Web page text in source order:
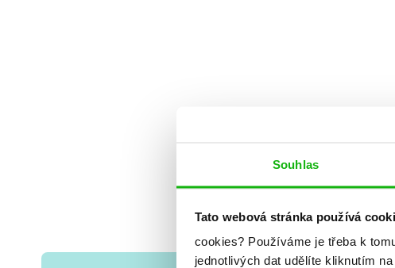
Souhlas
Tato webová stránka používá
cookies? Používáme je třeba k
jednotlivých dat udělíte kliknutím